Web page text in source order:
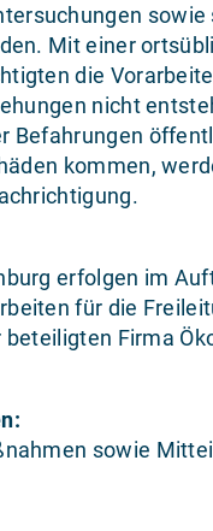
Mit einer
die
nicht
Befahrungen
kommen,
erfolgen im
für die
Firma
sowie